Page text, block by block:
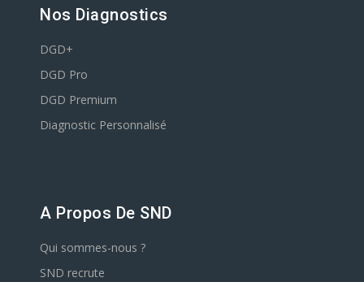
Nos Diagnostics
DGD+
DGD Pro
DGD Premium
Diagnostic Personnalisé
A Propos De SND
Qui sommes-nous ?
SND recrute